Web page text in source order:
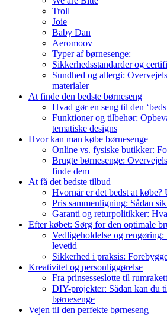
Troll
Joie
Baby Dan
Aeromoov
Typer af børnesenge:
Sikkerhedsstandarder og
Sundhed og allergi:
materialer
At finde den bedste børneseng
Hvad gør en seng til den
Funktioner og tilbehør:
tematiske designs
Hvor kan man købe børnesenge
Online vs. fysiske butikker:
Brugte børnesenge:
finde dem
At få det bedste tilbud
Hvornår er det bedst at købe?
Pris sammenligning: Sådan
Garanti og returpolitikker:
Efter købet: Sørg for den optimale
Vedligeholdelse og
levetid
Sikkerhed i praksis:
Kreativitet og personliggørelse
Fra prinsesseslotte til
DIY-projekter: Sådan kan du
børnesenge
Vejen til den perfekte børneseng